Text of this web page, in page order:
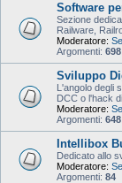
Software
Sezione
Railware,
Moderatore:
Argomenti: 698
Sviluppo
L'angolo degli
DCC o l'hack
Moderatore:
Argomenti: 648
Intellibox
Dedicato allo
Moderatore:
Argomenti: 84